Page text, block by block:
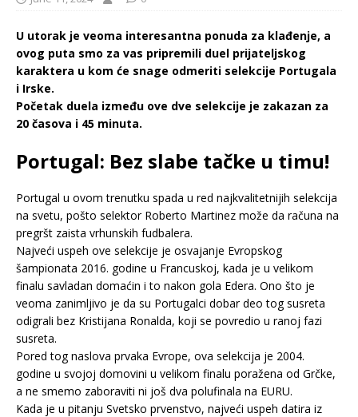
U utorak je veoma interesantna ponuda za klađenje, a
ovog puta smo za vas pripremili duel prijateljskog
karaktera u kom će snage odmeriti selekcije Portugala
i Irske.
Početak duela između ove dve selekcije je zakazan za
20 časova i 45 minuta.
Portugal: Bez slabe tačke u timu!
Portugal u ovom trenutku spada u red najkvalitetnijih selekcija
na svetu, pošto selektor Roberto Martinez može da računa na
pregršt zaista vrhunskih fudbalera.
Najveći uspeh ove selekcije je osvajanje Evropskog
šampionata 2016. godine u Francuskoj, kada je u velikom
finalu savladan domaćin i to nakon gola Edera. Ono što je
veoma zanimljivo je da su Portugalci dobar deo tog susreta
odigrali bez Kristijana Ronalda, koji se povredio u ranoj fazi
susreta.
Pored tog naslova prvaka Evrope, ova selekcija je 2004.
godine u svojoj domovini u velikom finalu poražena od Grčke,
a ne smemo zaboraviti ni još dva polufinala na EURU.
Kada je u pitanju Svetsko prvenstvo, najveći uspeh datira iz